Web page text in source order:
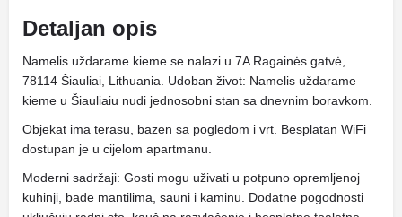
Detaljan opis
Namelis uždarame kieme se nalazi u 7A Ragainės gatvė,
78114 Šiauliai, Lithuania. Udoban život: Namelis uždarame
kieme u Šiauliaiu nudi jednosobni stan sa dnevnim boravkom.
Objekat ima terasu, bazen sa pogledom i vrt. Besplatan WiFi
dostupan je u cijelom apartmanu.
Moderni sadržaji: Gosti mogu uživati ​​u potpuno opremljenoj
kuhinji, bade mantilima, sauni i kaminu. Dodatne pogodnosti